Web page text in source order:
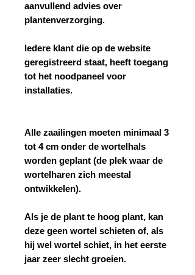
aanvullend advies over
plantenverzorging.
Iedere klant die op de website
geregistreerd staat, heeft toegang
tot het noodpaneel voor
installaties.
Alle zaailingen moeten minimaal 3
tot 4 cm onder de wortelhals
worden geplant (de plek waar de
wortelharen zich meestal
ontwikkelen).
Als je de plant te hoog plant, kan
deze geen wortel schieten of, als
hij wel wortel schiet, in het eerste
jaar zeer slecht groeien.